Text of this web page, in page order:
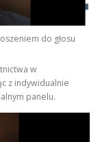
do głosu
w
z indywidualnie
panelu.